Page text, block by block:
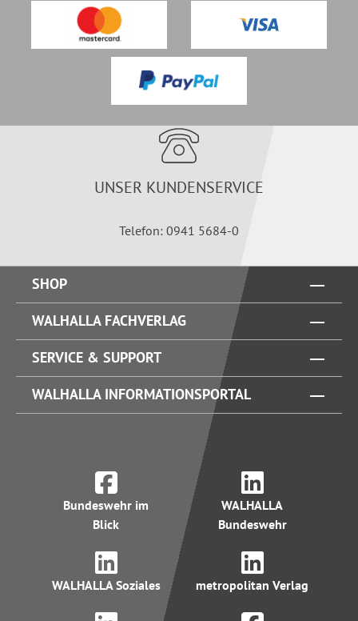
UNSER KUNDENSERVICE
Telefon: 0941 5684-0
SHOP
WALHALLA FACHVERLAG
SERVICE & SUPPORT
WALHALLA INFORMATIONSPORTAL
Bundeswehr im
Blick
WALHALLA
Bundeswehr
WALHALLA Soziales metropolitan Verlag